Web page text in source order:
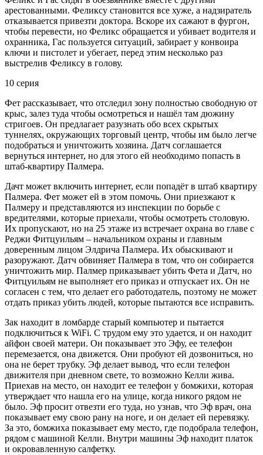
арестованными. Феликсу становится все хуже, а надзиратель
отказывается привезти доктора. Вскоре их сажают в фургон,
чтобы перевести, но Феликс обращается и убивает водителя и
охранника, Гас пользуется ситуаций, забирает у конвоира
ключи и пистолет и убегает, перед этим несколько раз
выстрелив Феликсу в голову.
10 серия
Фет рассказывает, что отследил зону полностью свободную от
крыс, залез туда чтобы осмотреться и нашёл там дюжину
стригоев. Он предлагает разузнать обо всех скрытых
туннелях, окружающих торговый центр, чтобы им было легче
подобраться и уничтожить хозяина. Датч соглашается
вернуться интернет, но для этого ей необходимо попасть в
штаб-квартиру Палмера.
Дачт может включить интернет, если попадёт в штаб квартиру
Палмера. Фет может ей в этом помочь. Они приезжают к
Палмеру и представляются из инспекции по борьбе с
вредителями, которые приехали, чтобы осмотреть столовую.
Их пропускают, но на 25 этаже из встречает охрана во главе с
Реджи Фитцуильям – начальником охраны и главным
доверенным лицом Элдрича Палмера. Их обыскивают и
разоружают. Датч обвиняет Палмера в том, что он собирается
уничтожить мир. Палмер приказывает убить Фета и Датч, но
Фитцуильям не выполняет его приказ и отпускает их. Он не
согласен с тем, что делает его работодатель, поэтому не может
отдать приказ убить людей, которые пытаются все исправить.
Зак находит в ломбарде старый компьютер и пытается
подключиться к WiFi. С трудом ему это удается, и он находит
айфон своей матери. Он показывает это Эфу, ее телефон
перемезается, она движется. Они пробуют ей дозвониться, но
она не берет трубку. Эф делает вывод, что если телефон
движителя при дневном свете, то возможно Келли жива.
Приехав на место, он находит ее телефон у бомжихи, которая
утверждает что нашла его на улице, когда никого рядом не
было. Эф просит отвезти его туда, но узнав, что Эф врач, она
показывает ему свою рану на ноге, и он делает ей перевязку.
За это, бомжиха показывает ему место, где подобрала телефон,
рядом с машиной Келли. Внутри машины Эф находит платок
и окровавленную салфетку.